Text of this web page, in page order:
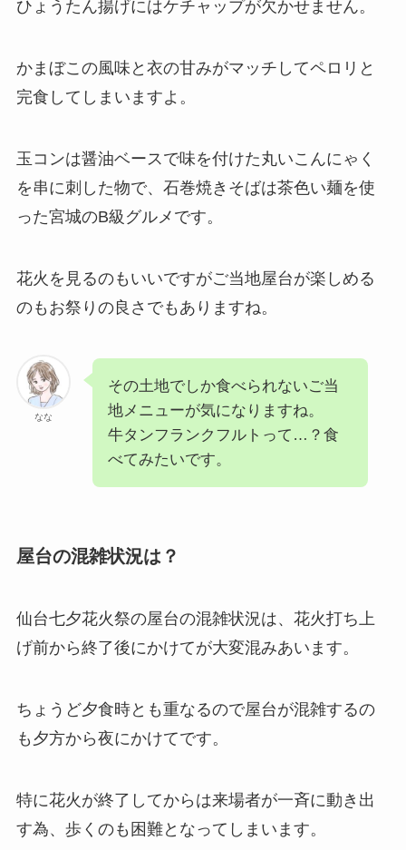
ひょうたん揚げにはケチャップが欠かせません。
かまぼこの風味と衣の甘みがマッチしてペロリと
完食してしまいますよ。
玉コンは醤油ベースで味を付けた丸いこんにゃく
を串に刺した物で、石巻焼きそばは茶色い麺を使
った宮城のB級グルメです。
花火を見るのもいいですがご当地屋台が楽しめる
のもお祭りの良さでもありますね。
なな
その土地でしか食べられないご当
地メニューが気になりますね。
牛タンフランクフルトって…？食
べてみたいです。
屋台の混雑状況は？
仙台七夕花火祭の屋台の混雑状況は、花火打ち上
げ前から終了後にかけてが大変混みあいます。
ちょうど夕食時とも重なるので屋台が混雑するの
も夕方から夜にかけてです。
特に花火が終了してからは来場者が一斉に動き出
す為、歩くのも困難となってしまいます。